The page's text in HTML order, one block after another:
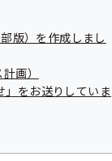
ュ
版）を作成しまし
画）
をお送りしていま
算（見込み）に
ます。